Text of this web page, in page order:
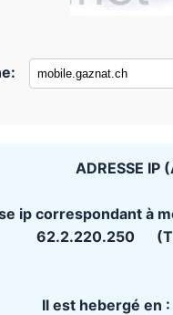
ADRESSE IP
ip correspondant à
62.2.220.250
Il est hebergé en :